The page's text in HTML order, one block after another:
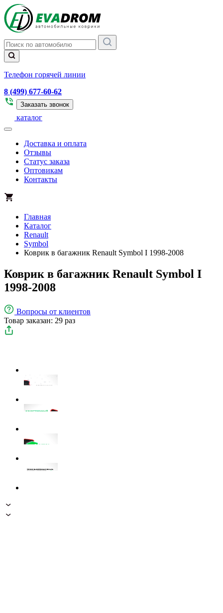
Телефон горячей линии
8 (499) 677-60-62
Заказать звонок
каталог
Доставка и оплата
Отзывы
Статус заказа
Оптовикам
Контакты
Главная
Каталог
Renault
Symbol
Коврик в багажник Renault Symbol I 1998-2008
Коврик в багажник Renault Symbol I
1998-2008
Вопросы от клиентов
Товар заказан: 29 раз